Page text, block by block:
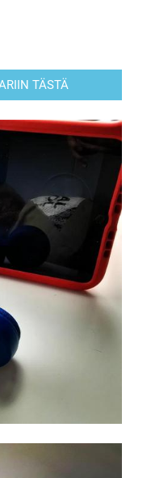
TÄSTÄ